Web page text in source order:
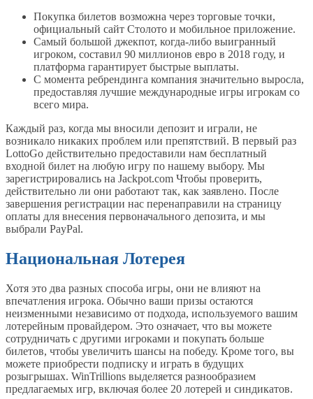
Покупка билетов возможна через торговые точки,
официальный сайт Столото и мобильное приложение.
Самый большой джекпот, когда-либо выигранный
игроком, составил 90 миллионов евро в 2018 году, и
платформа гарантирует быстрые выплаты.
С момента ребрендинга компания значительно выросла,
предоставляя лучшие международные игры игрокам со
всего мира.
Каждый раз, когда мы вносили депозит и играли, не
возникало никаких проблем или препятствий. В первый раз
LottoGo действительно предоставили нам бесплатный
входной билет на любую игру по нашему выбору. Мы
зарегистрировались на Jackpot.com Чтобы проверить,
действительно ли они работают так, как заявлено. После
завершения регистрации нас перенаправили на страницу
оплаты для внесения первоначального депозита, и мы
выбрали PayPal.
Национальная Лотерея
Хотя это два разных способа игры, они не влияют на
впечатления игрока. Обычно ваши призы остаются
неизменными независимо от подхода, используемого вашим
лотерейным провайдером. Это означает, что вы можете
сотрудничать с другими игроками и покупать больше
билетов, чтобы увеличить шансы на победу. Кроме того, вы
можете приобрести подписку и играть в будущих
розыгрышах. WinTrillions выделяется разнообразием
предлагаемых игр, включая более 20 лотерей и синдикатов.